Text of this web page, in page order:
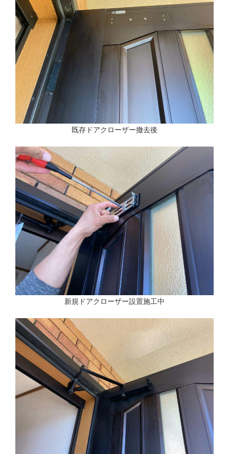
既存ドアクローザー撤去後
新規ドアクローザー設置施工中